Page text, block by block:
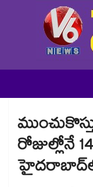
రోజుల్లోనే